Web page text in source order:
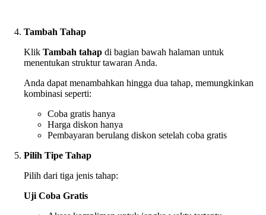
Tambah Tahap
Klik Tambah tahap di bagian bawah halaman untuk
menentukan struktur tawaran Anda.
Anda dapat menambahkan hingga dua tahap, memungkinkan
kombinasi seperti:
Coba gratis hanya
Harga diskon hanya
Pembayaran berulang diskon setelah coba gratis
Pilih Tipe Tahap
Pilih dari tiga jenis tahap:
Uji Coba Gratis